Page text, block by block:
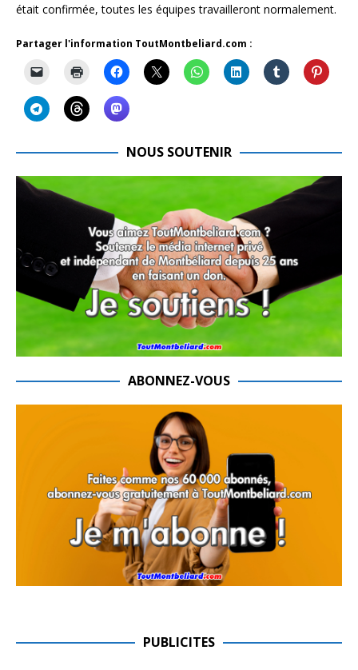
était confirmée, toutes les équipes travailleront normalement.
Partager l'information ToutMontbeliard.com :
NOUS SOUTENIR
ABONNEZ-VOUS
PUBLICITES